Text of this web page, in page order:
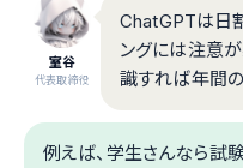
室谷
代表取締役
ChatGPTは日
ングには注意
識すれば年間
例えば、学生さんなら試